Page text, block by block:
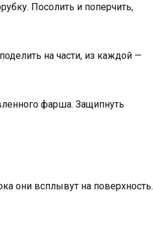
Посолить и поперчить,
на части, из каждой —
фарша. Защипнуть
они всплывут на поверхность.